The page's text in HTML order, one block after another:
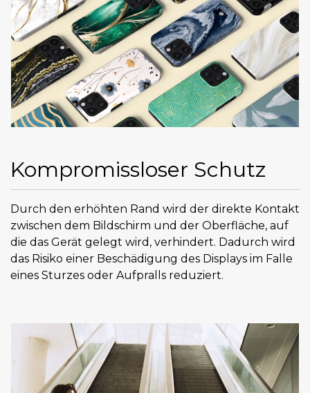
Kompromissloser Schutz
Durch den erhöhten Rand wird der direkte Kontakt
zwischen dem Bildschirm und der Oberfläche, auf
die das Gerät gelegt wird, verhindert. Dadurch wird
das Risiko einer Beschädigung des Displays im Falle
eines Sturzes oder Aufpralls reduziert.